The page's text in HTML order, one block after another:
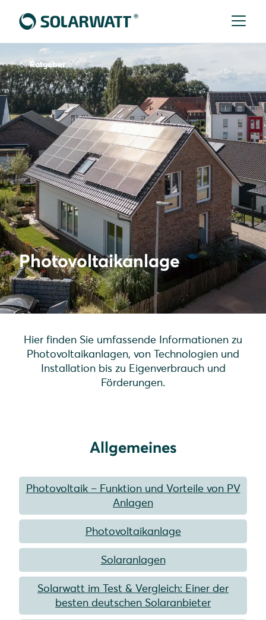
Ratgeber
Photovoltaikanlage
Hier finden Sie umfassende Informationen zu
Photovoltaikanlagen, von Technologien und
Installation bis zu Eigenverbrauch und
Förderungen.
Allgemeines
Photovoltaik – Funktion und Vorteile von PV
Anlagen
Photovoltaikanlage
Solaranlagen
Solarwatt im Test & Vergleich: Einer der
besten deutschen Solaranbieter